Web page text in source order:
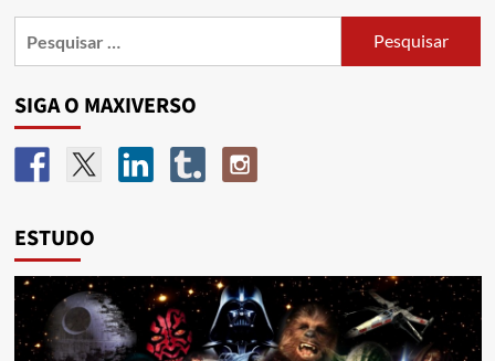
SIGA O MAXIVERSO
ESTUDO